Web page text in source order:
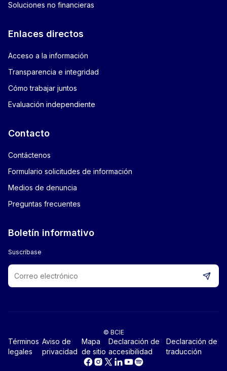
Soluciones no financieras
Enlaces directos
Acceso a la información
Transparencia e integridad
Cómo trabajar juntos
Evaluación independiente
Contacto
Contáctenos
Formulario solicitudes de información
Medios de denuncia
Preguntas frecuentes
Boletín informativo
Suscríbase
© BCIE
Términos
legales
Aviso de
privacidad
Mapa
de sitio
Declaración de
accesibilidad
Declaración de
traducción